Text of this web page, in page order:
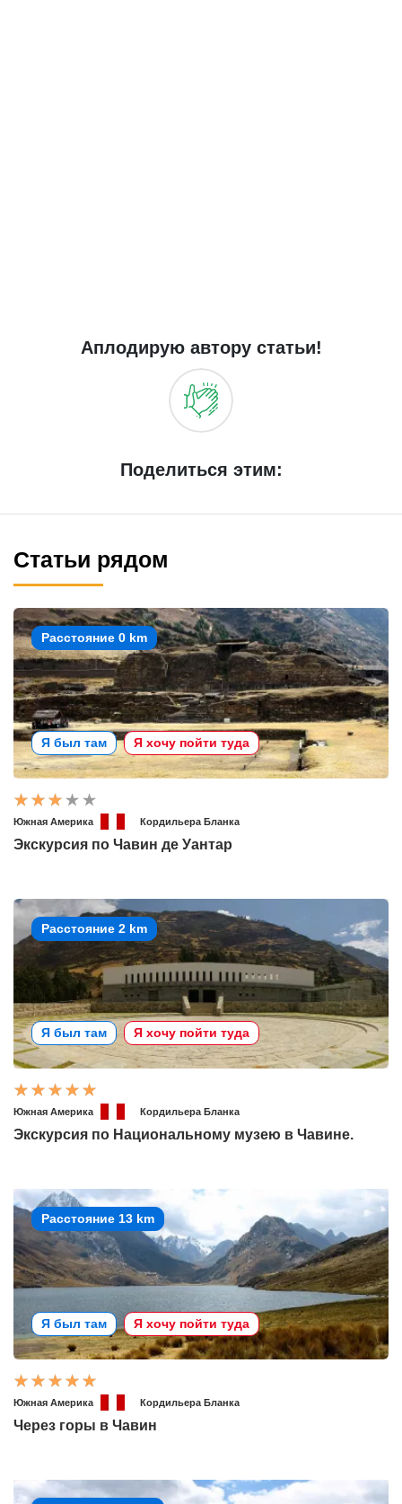
Аплодирую автору статьи!
Поделиться этим:
Статьи рядом
Расстояние 0 km
Я был там Я хочу пойти туда
Южная Америка Кордильера Бланка
Экскурсия по Чавин де Уантар
Расстояние 2 km
Я был там Я хочу пойти туда
Южная Америка Кордильера Бланка
Экскурсия по Национальному музею в Чавине.
Расстояние 13 km
Я был там Я хочу пойти туда
Южная Америка Кордильера Бланка
Через горы в Чавин